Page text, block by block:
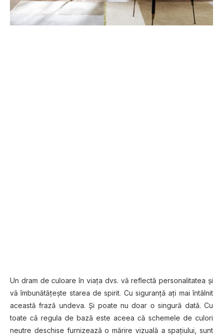
Un dram de culoare în viața dvs. vă reflectă personalitatea și
vă îmbunătățește starea de spirit. Cu siguranță ați mai întâlnit
această frază undeva. Și poate nu doar o singură dată. Cu
toate că regula de bază este aceea că schemele de culori
neutre deschise furnizează o mărire vizuală a spațiului, sunt